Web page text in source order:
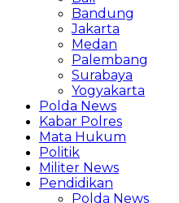
Bandung
Jakarta
Medan
Palembang
Surabaya
Yogyakarta
Polda News
Kabar Polres
Mata Hukum
Politik
Militer News
Pendidikan
Polda News